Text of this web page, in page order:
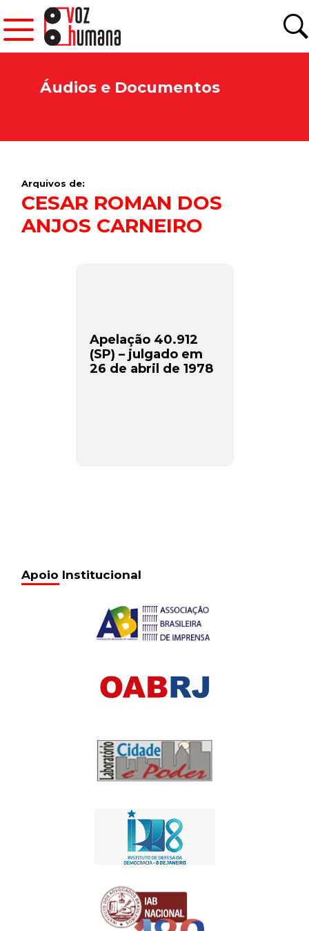
Áudios e Documentos
Arquivos de:
CESAR ROMAN DOS
ANJOS CARNEIRO
Apelação 40.912
(SP) – julgado em
26 de abril de 1978
Apoio Institucional